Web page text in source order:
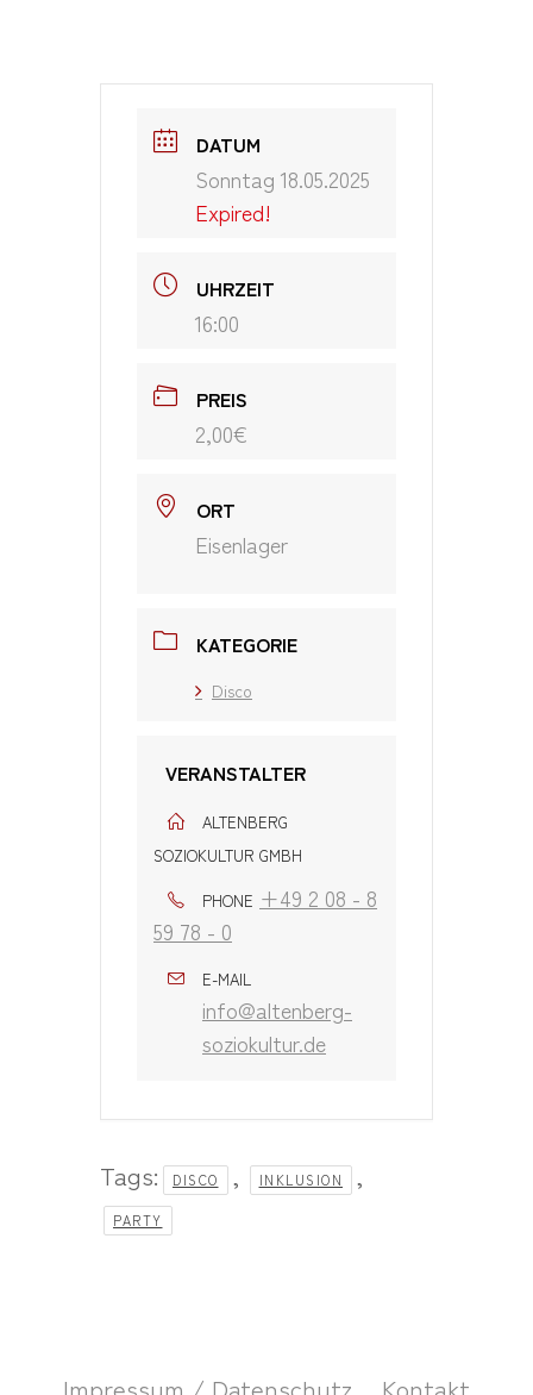
DATUM
Sonntag 18.05.2025
Expired!
UHRZEIT
16:00
PREIS
2,00€
ORT
Eisenlager
KATEGORIE
Disco
VERANSTALTER
ALTENBERG
SOZIOKULTUR GMBH
PHONE +49 2 08 - 8
59 78 - 0
E-MAIL
info@altenberg-
soziokultur.de
Tags: DISCO , INKLUSION ,
PARTY
Impressum / Datenschutz Kontakt